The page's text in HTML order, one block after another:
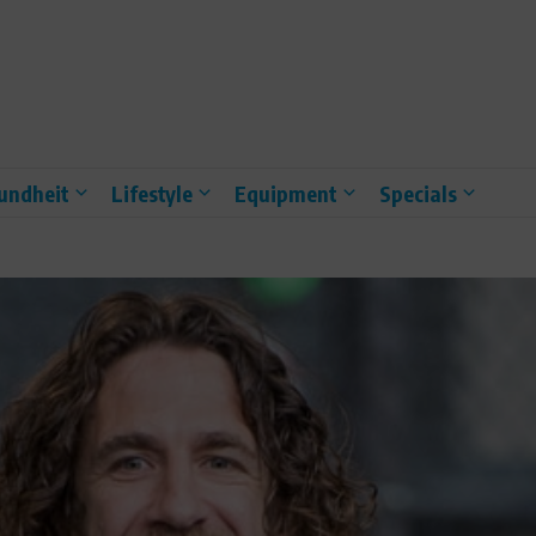
Lifestyle Equipment Specials